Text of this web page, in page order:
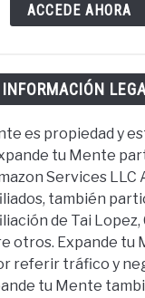
ACCEDE AHORA
INFORMACIÓN
es propiedad y
tu Mente
Services LLC
también
de Tai Lopez,
otros. Expande tu
referir tráfico y
tu Mente